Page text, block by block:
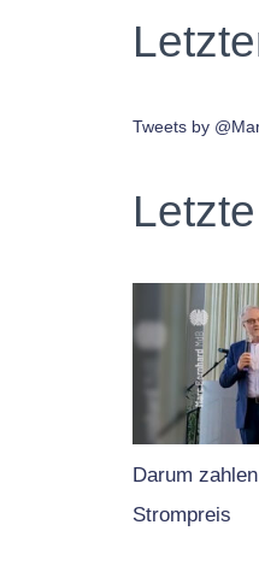
Tweets by
Darum
Strompreis